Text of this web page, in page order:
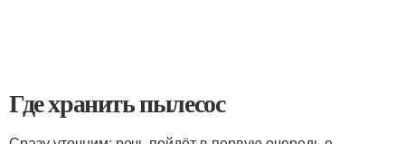
Где хранить пылесос